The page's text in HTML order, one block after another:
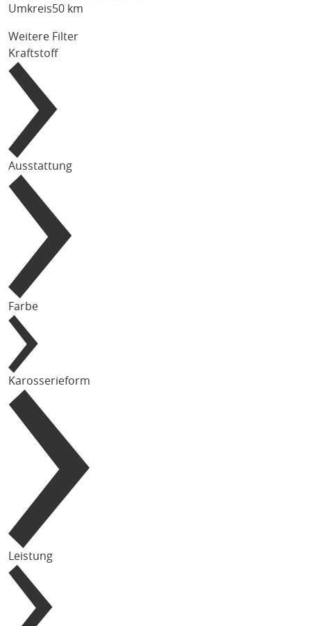
Umkreis50 km
Weitere Filter
Kraftstoff
Ausstattung
Farbe
Karosserieform
Leistung